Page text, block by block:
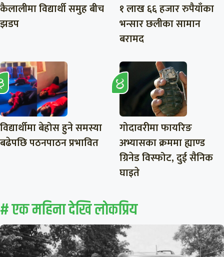
कैलालीमा विद्यार्थी समुह बीच
झडप
१ लाख ६६ हजार रुपैयाँका
भन्सार छलीका सामान
बरामद
विद्यार्थीमा बेहोस हुने समस्या
बढेपछि पठनपाठन प्रभावित
गोदावरीमा फायरिङ
अभ्यासका क्रममा ह्याण्ड
ग्रिनेड विस्फोट, दुई सैनिक
घाइते
# एक महिना देखि लाेकप्रिय